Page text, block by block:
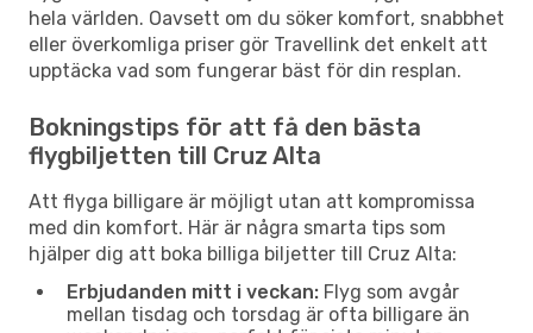
hela världen. Oavsett om du söker komfort, snabbhet
eller överkomliga priser gör Travellink det enkelt att
upptäcka vad som fungerar bäst för din resplan.
Bokningstips för att få den bästa
flygbiljetten till Cruz Alta
Att flyga billigare är möjligt utan att kompromissa
med din komfort. Här är några smarta tips som
hjälper dig att boka billiga biljetter till Cruz Alta:
Erbjudanden mitt i veckan: Flyg som avgår
mellan tisdag och torsdag är ofta billigare än